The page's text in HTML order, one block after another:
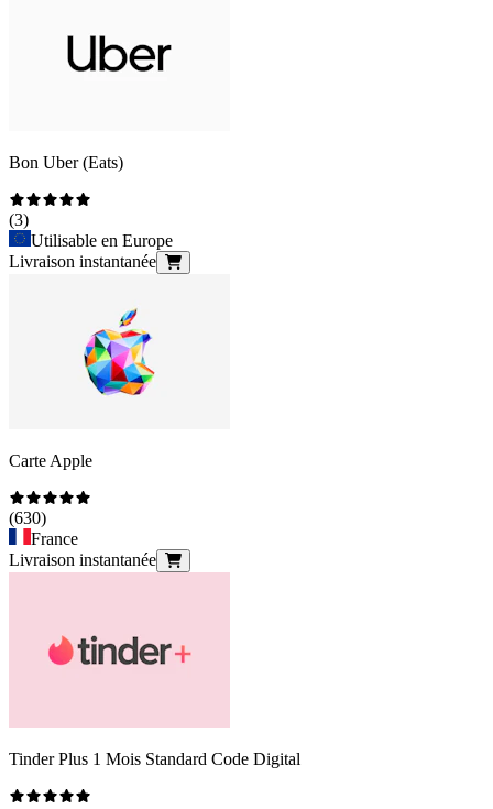
Bon Uber (Eats)
(3)
Utilisable en Europe
Livraison instantanée
Carte Apple
(630)
France
Livraison instantanée
Tinder Plus 1 Mois Standard Code Digital